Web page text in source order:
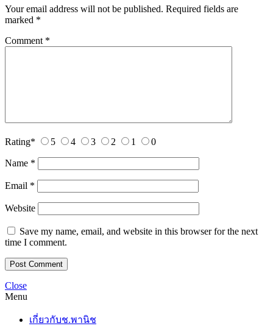
Your email address will not be published. Required fields are
marked *
Comment *
Rating* 5 4 3 2 1 0
Name *
Email *
Website
Save my name, email, and website in this browser for the next
time I comment.
Close
Menu
เกี่ยวกับช.พานิช